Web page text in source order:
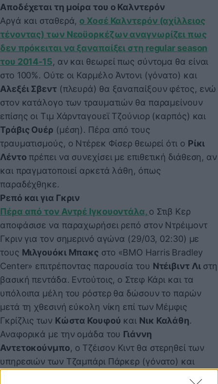
Αποδέχεται τη μοίρα του ο Καλντερόν
Αργά και σταθερά, ο Χοσέ Καλντερόν (αχίλλειος
τένοντας) των Νεοϋορκέζων αναγνωρίζει πως
δεν πρόκειται να ξαναπαίξει στη regular season
του 2014-15, αν και θεωρεί πως σύντομα θα είναι
στο 100%. Ούτε οι Καρμέλο Άντονι (γόνατο) και
Αλεξέι Σβεντ(πλευρά) θα ξαναπαίξουν φέτος, ενώ
στον κατάλογο των τραυματιών θα παραμείνουν
επίσης οι Τιμ Χάρνταγουεϊ Τζούνιορ (καρπός) και
Τράβις Ουέρ (μέση). Πέρα από τους
τραυματισμούς, ο Ντέρεκ Φίσερ θεωρεί ότι ο Ρίκι
Λέντο πρέπει να συνεχίσει με επιθετική διάθεση, αν
και πραγματοποιεί αρκετά λάθη, όπως
παραδέχθηκε.
Ρεπό και για Γκριν
Πέρα από τον Αντρέ Ιγκουοντάλα, ο Στιβ Κερ
αποφάσισε να παραχωρήσει ρεπό στον Ντρέιμοντ
Γκριν για τον σημερινό αγώνα (29/03, 02:30) με
τους Μιλγουόκι Μπακς στο «BMO Harris Bradley
Center» επιτρέποντας παρουσία του Ντέιβιντ Λιστη
βασική πεντάδα. Εντούτοις, ο Στεφ Κάρι και τα
υπόλοιπα μέλη του ρόστερ θα δώσουν το παρών
μετά τη χθεσινή εύκολη νίκη επί των Μέμφις
Γκρίζλις των Κώστα Κουφού και Νικ Καλάθη.
Αναφορικά με την ομάδα του Γιάννη
Αντετοκούνμπο, ο Τζέισον Κιντ θα στερηθεί των
υπηρεσιών των Τζαμπάρι Πάρκερ (γόνατο) και